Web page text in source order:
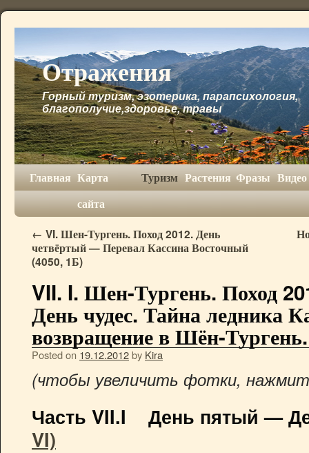
Отражения
Горный туризм, эзотерика, парапсихология,
благополучие,здоровье, травы
Главная Карта
сайта
Туризм Растения Фразы Видео
← VI. Шен-Тургень. Поход 2012. День
четвёртый — Перевал Кассина Восточный
(4050, 1Б)
VII. I. Шен-Тургень. Поход
День чудес. Тайна ледника
возвращение в Шён-Тургень.
Posted on 19.12.2012by Kira
(чтобы увеличить фотки,
Часть VII.I День пятый —
VI)